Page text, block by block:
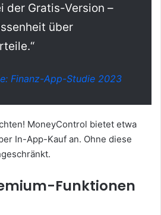
der Gratis-Version –
über
Finanz-App-Studie 2023
MoneyControl bietet etwa
In-App-Kauf an. Ohne diese
Funktionen